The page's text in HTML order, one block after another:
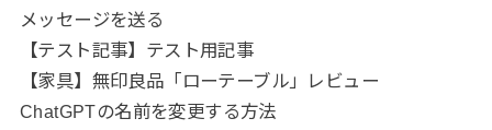
メッセージを送る
【テスト記事】テスト用記事
【家具】無印良品「ローテーブル」レビュー
ChatGPTの名前を変更する方法